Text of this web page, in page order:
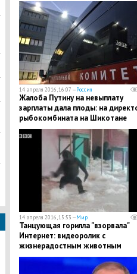
14 апреля 2016, 16:07 —Россия
Жалоба Путину на невыплату
зарплаты дала плоды: на
рыбокомбината на Шикотане
завели дело
14 апреля 2016, 15:53 —Мир
Танцующая горилла "взорвала"
Интернет: видеоролик с
жизнерадостным животным
набирает популярность